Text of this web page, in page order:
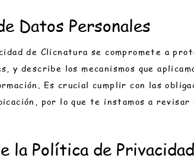
Datos Personales
de Clicnatura se compromete a
y describe los mecanismos que
Es crucial cumplir con las
por lo que te instamos a revisar
la Política de Privacidad